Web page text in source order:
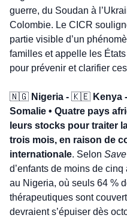
guerre, du Soudan à
Colombie. Le CICR
partie visible d’un
familles et appelle les
pour prévenir et clarifier
🇳🇬 Nigeria - 🇰🇪 Kenya -
Somalie • Quatre pays
leurs stocks pour traiter
trois mois, en raison de
internationale. Selon
d’enfants de moins de
au Nigeria, où seuls 64 %
thérapeutiques sont
devraient s’épuiser dès